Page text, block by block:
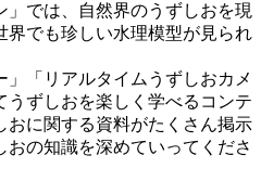
では、自然界のうずしおを現
界でも珍しい水理模型が見られ
「リアルタイムうずしおカメ
うずしおを楽しく学べるコンテ
おに関する資料がたくさん掲示
おの知識を深めていってくださ